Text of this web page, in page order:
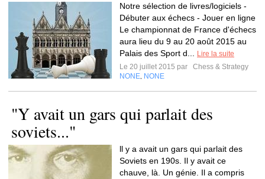
Notre sélection de livres/logiciels -
Débuter aux échecs - Jouer en ligne
Le championnat de France d'échecs
aura lieu du 9 au 20 août 2015 au
Palais des Sport d...
Lire la suite
Le 20 juillet 2015 par
Chess & Strategy
NONE NONE
"Y avait un gars qui parlait des
soviets..."
ll y a avait un gars qui parlait des
Soviets en 190s. Il y avait ce
chauve, là. Un génie. Il a compris